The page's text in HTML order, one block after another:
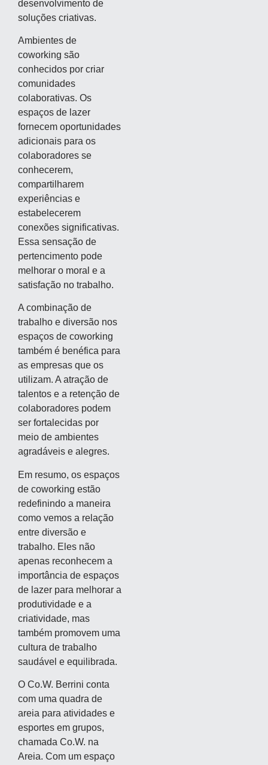
desenvolvimento de
soluções criativas.
Ambientes de
coworking são
conhecidos por criar
comunidades
colaborativas. Os
espaços de lazer
fornecem oportunidades
adicionais para os
colaboradores se
conhecerem,
compartilharem
experiências e
estabelecerem
conexões significativas.
Essa sensação de
pertencimento pode
melhorar o moral e a
satisfação no trabalho.
A combinação de
trabalho e diversão nos
espaços de coworking
também é benéfica para
as empresas que os
utilizam. A atração de
talentos e a retenção de
colaboradores podem
ser fortalecidas por
meio de ambientes
agradáveis e alegres.
Em resumo, os espaços
de coworking estão
redefinindo a maneira
como vemos a relação
entre diversão e
trabalho. Eles não
apenas reconhecem a
importância de espaços
de lazer para melhorar a
produtividade e a
criatividade, mas
também promovem uma
cultura de trabalho
saudável e equilibrada.
O Co.W. Berrini conta
com uma quadra de
areia para atividades e
esportes em grupos,
chamada Co.W. na
Areia. Com um espaço